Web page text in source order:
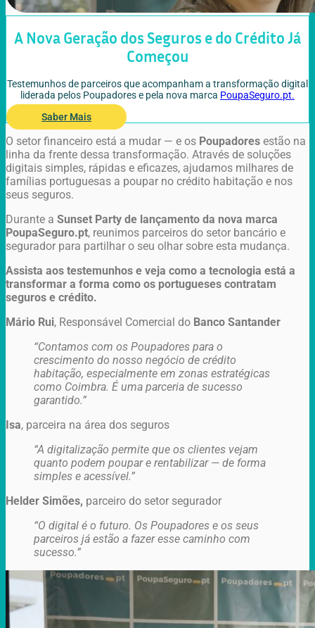
A Nova Geração dos Seguros e do Crédito Já
Começou
Testemunhos de parceiros que acompanham a transformação digital
liderada pelos Poupadores e pela nova marca PoupaSeguro.pt.
Saber Mais
O setor financeiro está a mudar — e os Poupadores estão na
linha da frente dessa transformação. Através de soluções
digitais simples, rápidas e eficazes, ajudamos milhares de
famílias portuguesas a poupar no crédito habitação e nos
seus seguros.
Durante a Sunset Party de lançamento da nova marca
PoupaSeguro.pt, reunimos parceiros do setor bancário e
segurador para partilhar o seu olhar sobre esta mudança.
Assista aos testemunhos e veja como a tecnologia está a
transformar a forma como os portugueses contratam
seguros e crédito.
Mário Rui, Responsável Comercial do Banco Santander
“Contamos com os Poupadores para o
crescimento do nosso negócio de crédito
habitação, especialmente em zonas estratégicas
como Coimbra. É uma parceria de sucesso
garantido.”
Isa, parceira na área dos seguros
“A digitalização permite que os clientes vejam
quanto podem poupar e rentabilizar — de forma
simples e acessível.”
Helder Simões, parceiro do setor segurador
“O digital é o futuro. Os Poupadores e os seus
parceiros já estão a fazer esse caminho com
sucesso.”